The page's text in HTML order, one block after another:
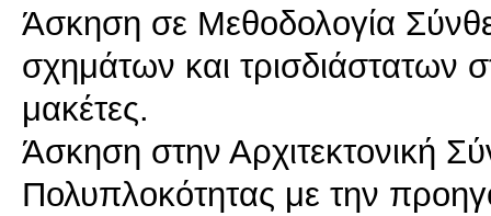
Άσκηση σε Μεθοδολογία
σχημάτων και τρισδιάστατων
μακέτες.
Άσκηση στην Αρχιτεκτονική
Πολυπλοκότητας με την